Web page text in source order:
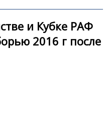
и Кубке РАФ
2016 г после